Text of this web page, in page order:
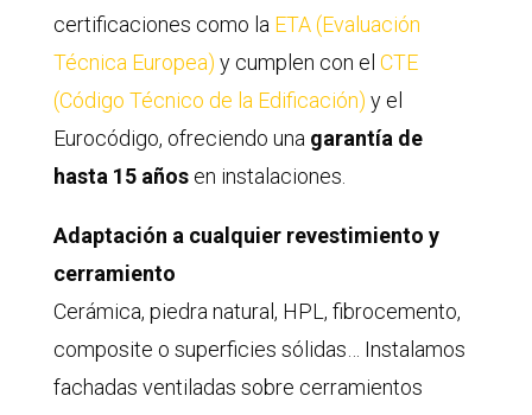
certificaciones como la ETA (Evaluación
Técnica Europea) y cumplen con el CTE
(Código Técnico de la Edificación) y el
Eurocódigo, ofreciendo una garantía de
hasta 15 añosen instalaciones.
Adaptación a cualquier revestimiento y
cerramiento
Cerámica, piedra natural, HPL, fibrocemento,
composite o superficies sólidas… Instalamos
fachadas ventiladas sobre cerramientos